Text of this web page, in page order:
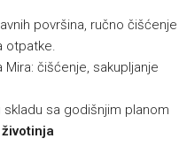
površina, ručno čišćenje
otpatke.
čišćenje, sakupljanje
skladu sa godišnjim planom